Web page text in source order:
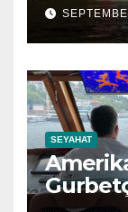
SEYAHAT